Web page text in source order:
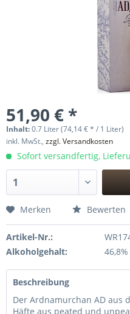
51,90 € *
Inhalt:0.7 Liter (74,14 € * / 1 Liter)
inkl. MwSt., zzgl. Versandkosten
Sofort versandfertig,
Merken Bewerten
Artikel-Nr.:
Alkoholgehalt:
Beschreibung
Der Ardnamurchan AD aus
Häfte aus peated und